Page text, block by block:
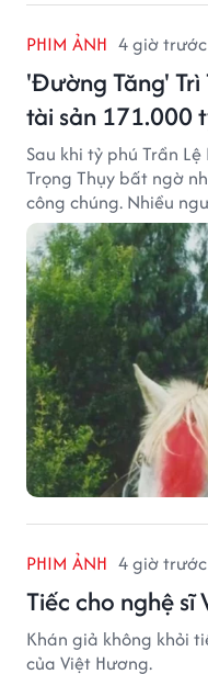
PHIM ẢNH 4 giờ trước
'Đường Tăng'
tài sản 171.000
Sau khi tỷ phú Trần
Trọng Thụy bất ngờ
công chúng. Nhiều
nổi tiếng với vai
danh sách thừa kế
PHIM ẢNH 4 giờ trước
Tiếc cho nghệ sĩ
Khán giả không khỏi
của Việt Hương.